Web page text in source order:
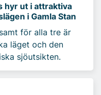
hyr ut i attraktiva
i Gamla Stan
för alla tre är
läget och den
sjöutsikten.